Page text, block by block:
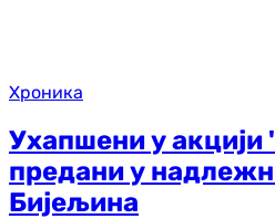
Хроника
Ухапшени у акцији
предани у
Бијељина